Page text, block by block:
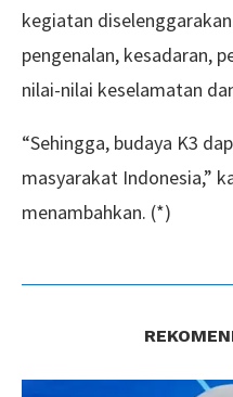
kegiatan
pengenalan, kesadaran,
nilai-nilai keselamatan
“Sehingga, budaya K3
masyarakat Indonesia,”
menambahkan. (*)